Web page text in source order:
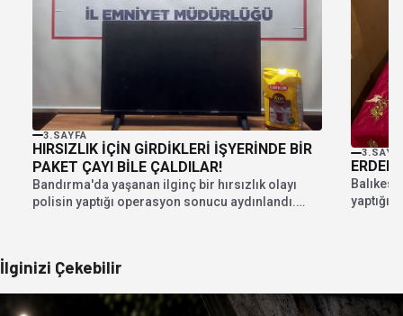
3.SAYFA
HIRSIZLIK İÇİN GİRDİKLERİ İŞYERİNDE BİR
PAKET ÇAYI BİLE ÇALDILAR!
Bandırma'da yaşanan ilginç bir hırsızlık olayı
polisin yaptığı operasyon sonucu aydınlandı.
yaptığı
İlginizi Çekebilir